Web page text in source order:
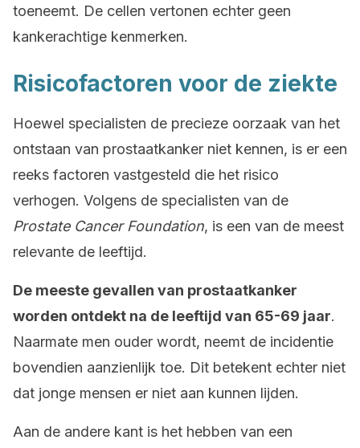
toeneemt. De cellen vertonen echter geen
kankerachtige kenmerken.
Risicofactoren voor de ziekte
Hoewel specialisten de precieze oorzaak van het
ontstaan van prostaatkanker niet kennen, is er een
reeks factoren vastgesteld die het risico
verhogen. Volgens de specialisten van de
Prostate Cancer Foundation, is een van de meest
relevante de leeftijd.
De meeste gevallen van prostaatkanker
worden ontdekt na de leeftijd van 65-69 jaar.
Naarmate men ouder wordt, neemt de incidentie
bovendien aanzienlijk toe. Dit betekent echter niet
dat jonge mensen er niet aan kunnen lijden.
Aan de andere kant is het hebben van een